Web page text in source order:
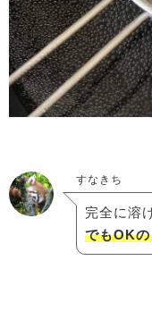
すなきち
完全に溶
でもOK